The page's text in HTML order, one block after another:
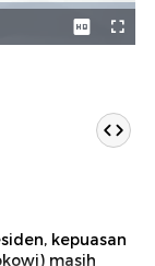
kepuasan
masih